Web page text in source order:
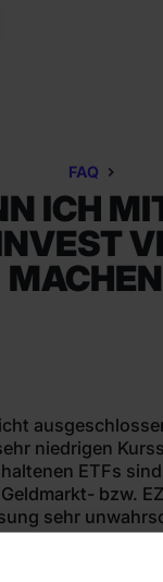
FAQ
ICH
niedrigen
ETFs
bzw.
sehr
Invest kann
einer